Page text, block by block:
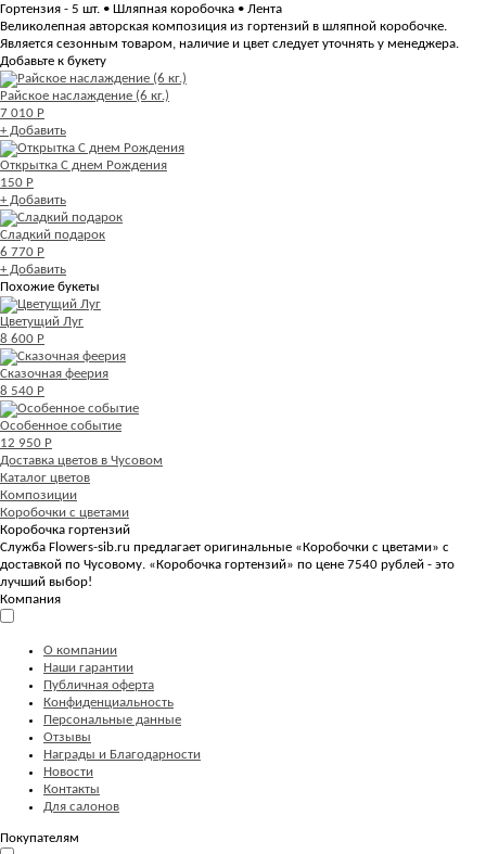
Гортензия - 5 шт. • Шляпная коробочка • Лента
Великолепная авторская композиция из гортензий в шляпной коробочке.
Является сезонным товаром, наличие и цвет следует уточнять у менеджера.
Добавьте к букету
Райское наслаждение (6 кг.)
7 010 Р
+ Добавить
Открытка С днем Рождения
150 Р
+ Добавить
Сладкий подарок
6 770 Р
+ Добавить
Похожие букеты
Цветущий Луг
8 600 Р
Сказочная феерия
8 540 Р
Особенное событие
12 950 Р
Доставка цветов в Чусовом
Каталог цветов
Композиции
Коробочки с цветами
Коробочка гортензий
Служба Flowers-sib.ru предлагает оригинальные «Коробочки с цветами» с
доставкой по Чусовому. «Коробочка гортензий» по цене 7540 рублей - это
лучший выбор!
Компания
О компании
Наши гарантии
Публичная оферта
Конфиденциальность
Персональные данные
Отзывы
Награды и Благодарности
Новости
Контакты
Для салонов
Покупателям